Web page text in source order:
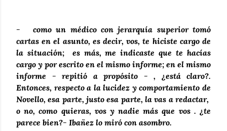
- como un médico con jerarquía superior tomó
cartas en el asunto, es decir, vos, te hiciste cargo de
la situación; es más, me indicaste que te hacías
cargo y por escrito en el mismo informe; en el mismo
informe - repitió a propósito - , ¿está claro?.
Entonces, respecto a la lucidez y comportamiento de
Novello, esa parte, justo esa parte, la vas a redactar,
o no, como quieras, vos y nadie más que vos . ¿te
parece bien?- Ibañez lo miró con asombro.